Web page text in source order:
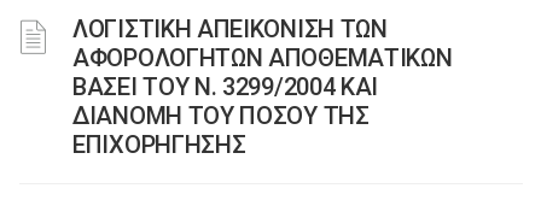
ΛΟΓΙΣΤΙΚΗ ΑΠΕΙΚΟΝΙΣΗ ΤΩΝ
ΑΦΟΡΟΛΟΓΗΤΩΝ ΑΠΟΘΕΜΑΤΙΚΩΝ
ΒΑΣΕΙ ΤΟΥ N. 3299/2004 ΚΑΙ
ΔΙΑΝΟΜΗ ΤΟΥ ΠΟΣΟΥ ΤΗΣ
ΕΠΙΧΟΡΗΓΗΣΗΣ